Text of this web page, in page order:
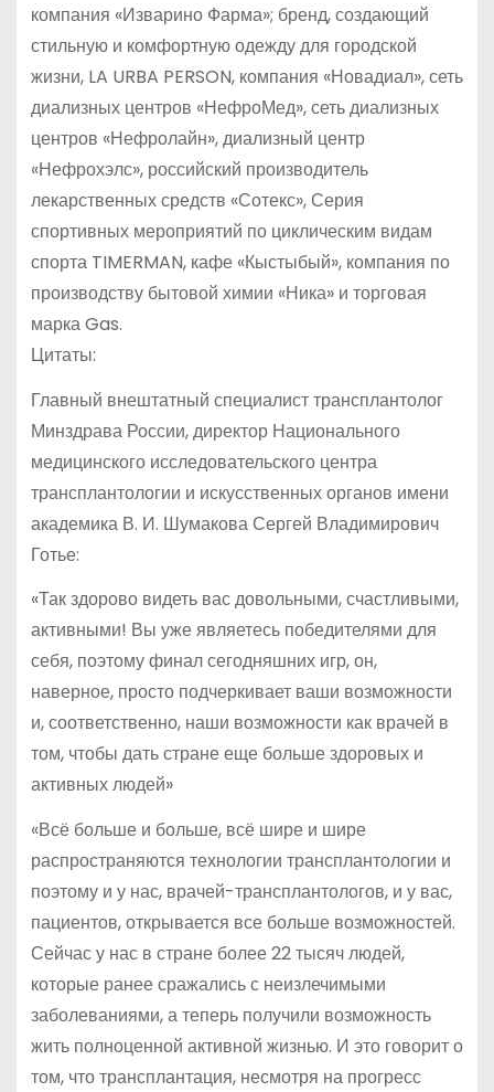
компания «Изварино Фарма»; бренд, создающий
стильную и комфортную одежду для городской
жизни, LA URBA PERSON, компания «Новадиал», сеть
диализных центров «НефроМед», сеть диализных
центров «Нефролайн», диализный центр
«Нефрохэлс», российский производитель
лекарственных средств «Сотекс», Серия
спортивных мероприятий по циклическим видам
спорта TIMERMAN, кафе «Кыстыбый», компания по
производству бытовой химии «Ника» и торговая
марка Gas.
Цитаты:
Главный внештатный специалист трансплантолог
Минздрава России, директор Национального
медицинского исследовательского центра
трансплантологии и искусственных органов имени
академика В. И. Шумакова Сергей Владимирович
Готье:
«Так здорово видеть вас довольными, счастливыми,
активными! Вы уже являетесь победителями для
себя, поэтому финал сегодняшних игр, он,
наверное, просто подчеркивает ваши возможности
и, соответственно, наши возможности как врачей в
том, чтобы дать стране еще больше здоровых и
активных людей»
«Всё больше и больше, всё шире и шире
распространяются технологии трансплантологии и
поэтому и у нас, врачей-трансплантологов, и у вас,
пациентов, открывается все больше возможностей.
Сейчас у нас в стране более 22 тысяч людей,
которые ранее сражались с неизлечимыми
заболеваниями, а теперь получили возможность
жить полноценной активной жизнью. И это говорит о
том, что трансплантация, несмотря на прогресс